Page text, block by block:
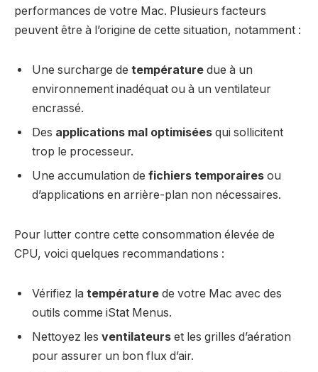
performances de votre Mac. Plusieurs facteurs
peuvent être à l’origine de cette situation, notamment :
Une surcharge de température due à un
environnement inadéquat ou à un ventilateur
encrassé.
Des applications mal optimisées qui sollicitent
trop le processeur.
Une accumulation de fichiers temporaires ou
d’applications en arrière-plan non nécessaires.
Pour lutter contre cette consommation élevée de
CPU, voici quelques recommandations :
Vérifiez la température de votre Mac avec des
outils comme iStat Menus.
Nettoyez les ventilateurs et les grilles d’aération
pour assurer un bon flux d’air.